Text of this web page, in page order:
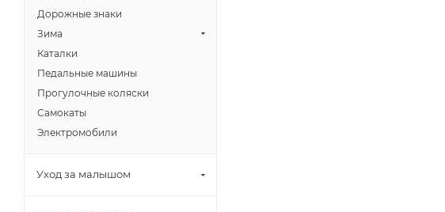
Дорожные знаки
Зима
Каталки
Педальные машины
Прогулочные коляски
Самокаты
Электромобили
Уход за малышом